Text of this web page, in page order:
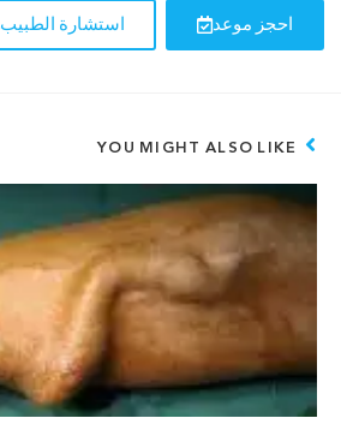
احجز موعد استشارة الطبيب
YOU MIGHT ALSO LIKE